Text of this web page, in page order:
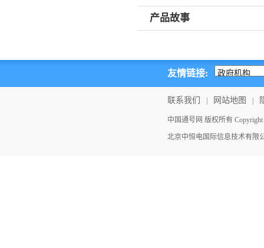
产品故事
友情链接:
联系我们 网站地图
中国通号网 版权所有
北京中恒电国际信息技术有限